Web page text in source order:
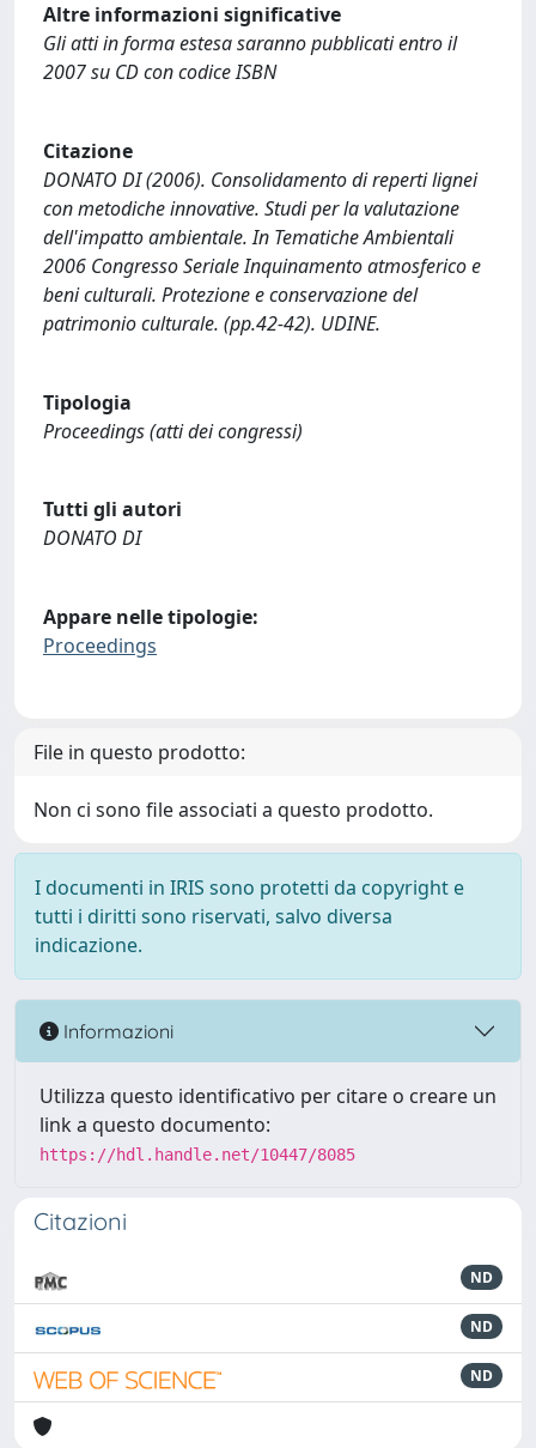
Altre informazioni significative
Gli atti in forma estesa saranno pubblicati entro il
2007 su CD con codice ISBN
Citazione
DONATO DI (2006). Consolidamento di reperti lignei
con metodiche innovative. Studi per la valutazione
dell'impatto ambientale. In Tematiche Ambientali
2006 Congresso Seriale Inquinamento atmosferico e
beni culturali. Protezione e conservazione del
patrimonio culturale. (pp.42-42). UDINE.
Tipologia
Proceedings (atti dei congressi)
Tutti gli autori
DONATO DI
Appare nelle tipologie:
Proceedings
File in questo prodotto:
Non ci sono file associati a questo prodotto.
I documenti in IRIS sono protetti da copyright e
tutti i diritti sono riservati, salvo diversa
indicazione.
Informazioni
Utilizza questo identificativo per citare o creare un
link a questo documento:
https://hdl.handle.net/10447/8085
Citazioni
ND
ND
ND